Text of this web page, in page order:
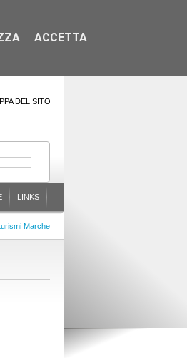
DEL SITO
LINKS
Marche
ACCETTA